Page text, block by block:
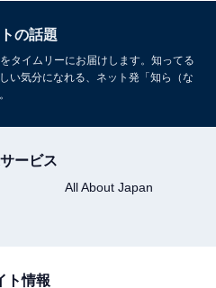
の話題
タイムリーにお届けします。知ってる
い気分になれる、ネット発「知ら（な
ービス
All About Japan
ト情報